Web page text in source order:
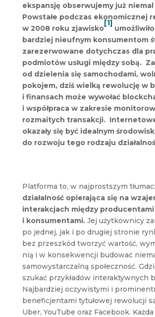
ekspansję obserwujemy już
Powstałe podczas ekonomicznej
w 2008 roku zjawisko
[1]
bardziej nieufnym konsumentom
zarezerwowane dotychczas dla
podmiotów usługi między sobą.
od dzielenia się samochodami,
pokojem, dziś wielką rewolucję w
i finansach może wywołać
i współpraca w zakresie
rozmaitych transakcji.
okazały się być idealnym
do rozwoju tego rodzaju
Platforma to, w najprostszym
działalność opierająca się na
interakcjach między producentami
i konsumentami.Jej użytkownicy
po jednej, jak i po drugiej stronie
bez przeszkód tworzyć wartość,
nią i w konsekwencji budować
samowystarczalną społeczność.
szukać przykładów interaktywnych
Najbardziej oczywistymi i
beneficjentami tytułowej rewolucji
Uber, YouTube oraz Facebook.